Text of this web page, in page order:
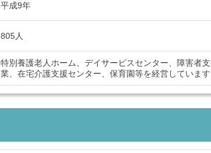
平成9年
805人
特別養護老人ホーム、デイサービスセンター、障害者
業、在宅介護支援センター、保育園等を経営しています